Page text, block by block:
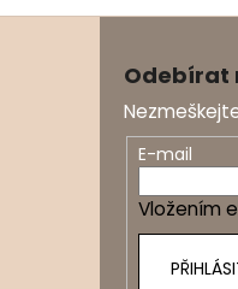
Odebírat
E-mail
Vložením